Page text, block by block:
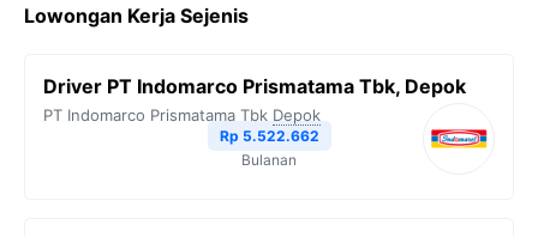
e
o
t
e
e
r
t
A
y
i
n
k
Lowongan Kerja Sejenis
Driver PT Indomarco Prismatama Tbk, Depok
PT Indomarco Prismatama Tbk Depok
Rp 5.522.662
Bulanan